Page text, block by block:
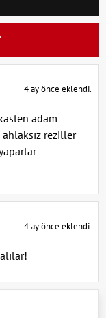
4 ay önce eklendi.
adam
reziller
4 ay önce eklendi.